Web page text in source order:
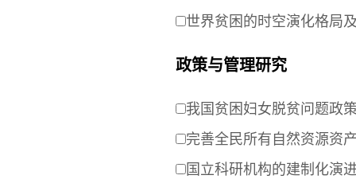
世界贫困的时空演化格局
政策与管理研究
我国贫困妇女脱贫问题政
完善全民所有自然资源资
国立科研机构的建制化演